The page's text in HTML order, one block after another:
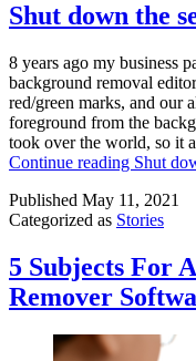
Shut down the
8 years ago my business
background removal
red/green marks, and our
foreground from the
took over the world, so it
Continue reading Shut
Published May 11, 2021
Categorized as Stories
5 Subjects For
Remover